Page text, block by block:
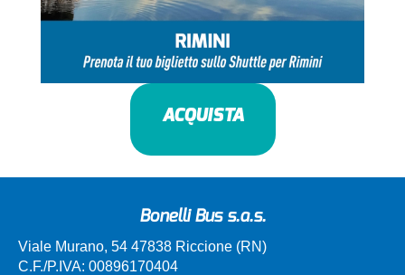
ACQUISTA
Bonelli Bus s.a.s.
Viale Murano, 54 47838 Riccione (RN)
C.F./P.IVA: 00896170404